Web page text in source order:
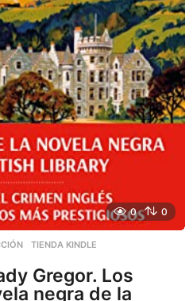
0 0
,TIENDA KINDLE
Gregor. Los
negra de la